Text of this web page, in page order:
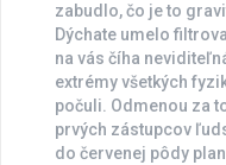
zabudlo, čo je to
Dýchate umelo
na vás číha
extrémy všetkých
počuli. Odmenou za
prvých zástupcov
do červenej pôdy